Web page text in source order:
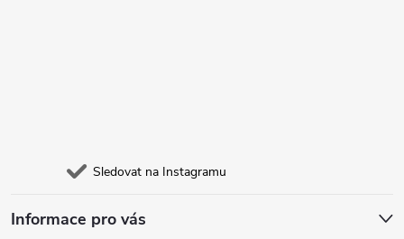
Sledovat na Instagramu
Informace pro vás